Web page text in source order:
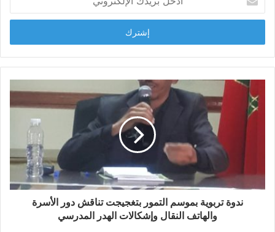
ب
خ
ب
ر
ك
ت
ر
ندوة تربوية بموسم التمور بتغجيجت تناقش دور الأسرة
والهاتف النقال وإشكالات الهدر المدرسي